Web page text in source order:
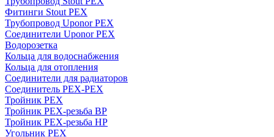
Фитинги Stout PEX
Трубопровод Uponor PEX
Соединители Uponor PEX
Водорозетка
Кольца для водоснабжения
Кольца для отопления
Соединители для радиаторов
Соединитель PEX-PEX
Тройник PEX
Тройник PEX-резьба ВР
Тройник PEX-резьба НР
Угольник PEX